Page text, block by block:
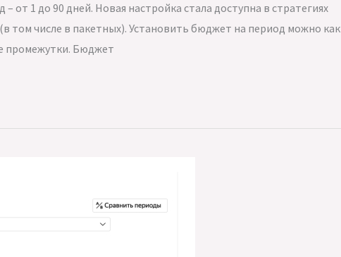
1 до 90 дней. Новая настройка стала доступна в стратегиях
том числе в пакетных). Установить бюджет на период можно как
промежутки. Бюджет